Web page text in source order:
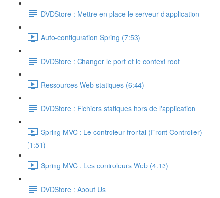
DVDStore : Mettre en place le serveur d'application
Auto-configuration Spring (7:53)
DVDStore : Changer le port et le context root
Ressources Web statiques (6:44)
DVDStore : Fichiers statiques hors de l'application
Spring MVC : Le controleur frontal (Front Controller)
(1:51)
Spring MVC : Les controleurs Web (4:13)
DVDStore : About Us